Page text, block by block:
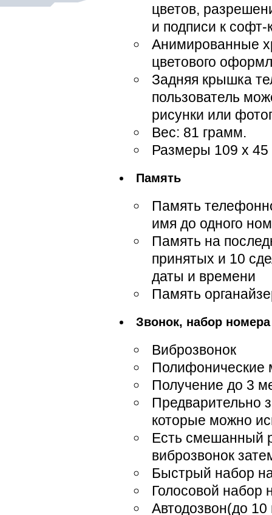
цветов,
и подписи к
Анимированные
цветового
Задняя крышка
пользователь
рисунки или
Вес: 81 грамм.
Размеры 109 x
Память
Память
имя до одного
Память на
принятых и 10
даты и времени
Память
Звонок, набор номера
Виброзвонок
Полифонические
Получение до 3
Предварительно
которые можно
Есть смешанный
виброзвонок
Быстрый набор
Голосовой набор
Автодозвон(до